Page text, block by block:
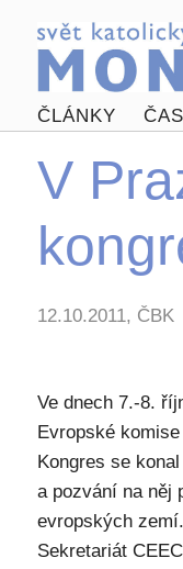
ČLÁNKY
V
12.10.2011, ČBK
Ve dnech 7.-8.
Evropské
Kongres se
a pozvání na něj
evropských
Sekretariát